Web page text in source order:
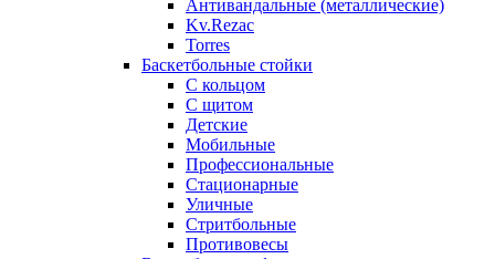
Антивандальные (металлические)
Kv.Rezac
Torres
Баскетбольные стойки
С кольцом
С щитом
Детские
Мобильные
Профессиональные
Стационарные
Уличные
Стритбольные
Противовесы